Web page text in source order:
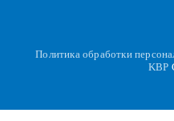
Политика обработки
KBP